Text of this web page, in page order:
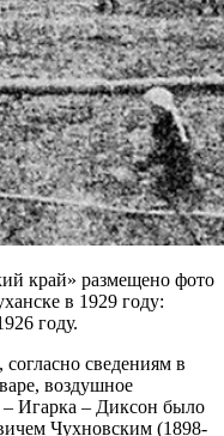
край» размещено фото
в 1929 году:
году.
сведениям в
воздушное
Игарка – Диксон было
Чухновским (1898-